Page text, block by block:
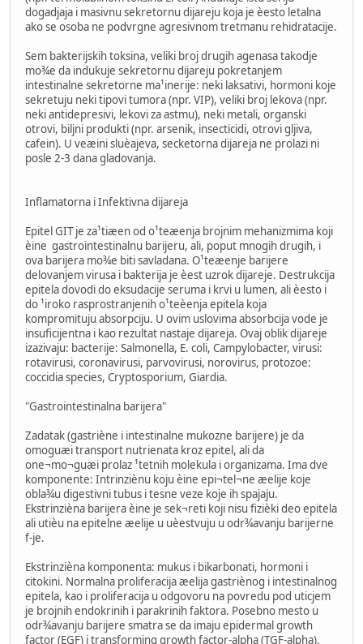
dogadjaja i masivnu sekretornu dijareju koja je èesto letalna
ako se osoba ne podvrgne agresivnom tretmanu rehidratacije.
Sem bakterijskih toksina, veliki broj drugih agenasa takodje
mo¾e da indukuje sekretornu dijareju pokretanjem
intestinalne sekretorne ma¹inerije: neki laksativi, hormoni koje
sekretuju neki tipovi tumora (npr. VIP), veliki broj lekova (npr.
neki antidepresivi, lekovi za astmu), neki metali, organski
otrovi, biljni produkti (npr. arsenik, insecticidi, otrovi gljiva,
cafein). U veæini sluèajeva, secketorna dijareja ne prolazi ni
posle 2-3 dana gladovanja.
Inflamatorna i Infektivna dijareja
Epitel GIT je za¹tiæen od o¹teæenja brojnim mehanizmima koji
èine gastrointestinalnu barijeru, ali, poput mnogih drugih, i
ova barijera mo¾e biti savladana. O¹teæenje barijere
delovanjem virusa i bakterija je èest uzrok dijareje. Destrukcija
epitela dovodi do eksudacije seruma i krvi u lumen, ali èesto i
do ¹iroko rasprostranjenih o¹teèenja epitela koja
kompromituju absorpciju. U ovim uslovima absorbcija vode je
insuficijentna i kao rezultat nastaje dijareja. Ovaj oblik dijareje
izazivaju: bacterije: Salmonella, E. coli, Campylobacter, virusi:
rotavirusi, coronavirusi, parvovirusi, norovirus, protozoe:
coccidia species, Cryptosporium, Giardia.
"Gastrointestinalna barijera"
Zadatak (gastriène i intestinalne mukozne barijere) je da
omoguæi transport nutrienata kroz epitel, ali da
one¬mo¬guæi prolaz ¹tetnih molekula i organizama. Ima dve
komponente: Intrinziènu koju èine epi¬tel¬ne æelije koje
obla¾u digestivni tubus i tesne veze koje ih spajaju.
Ekstrinzièna barijera èine je sek¬reti koji nisu fizièki deo epitela
ali utièu na epitelne æelije u uèestvuju u odr¾avanju barijerne
f-je.
Ekstrinzièna komponenta: mukus i bikarbonati, hormoni i
citokini. Normalna proliferacija æelija gastriènog i intestinalnog
epitela, kao i proliferacija u odgovoru na povredu pod uticjem
je brojnih endokrinih i parakrinih faktora. Posebno mesto u
odr¾avanju barijere smatra se da imaju epidermal growth
factor (EGF) i transforming growth factor-alpha (TGF-alpha).